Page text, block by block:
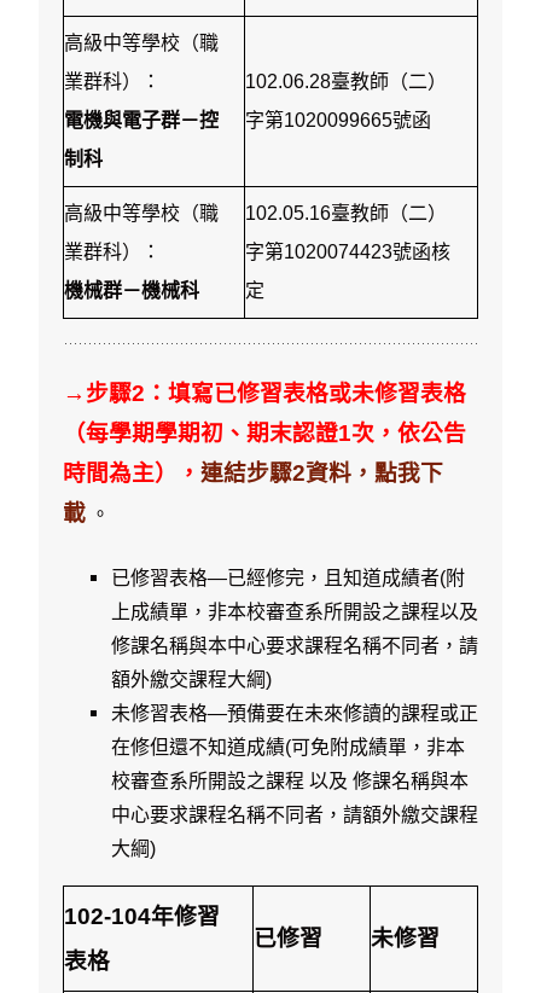
高級中等學校（職
業群科）：
電機與電子群－控
制科
102.06.28臺教師（二）
字第1020099665號函
高級中等學校（職
業群科）：
機械群－機械科
102.05.16臺教師（二）
字第1020074423號函核
定
→步驟2：填寫已修習表格或未修習表格
（每學期學期初、期末認證1次，依公告
時間為主）， 連結步驟2資料，點我下
載 。
已修習表格—已經修完，且知道成績者(附
上成績單，非本校審查系所開設之課程以及
修課名稱與本中心要求課程名稱不同者，請
額外繳交課程大綱)
未修習表格—預備要在未來修讀的課程或正
在修但還不知道成績(可免附成績單，非本
校審查系所開設之課程 以及 修課名稱與本
中心要求課程名稱不同者，請額外繳交課程
大綱)
102-104年修習
表格
已修習 未修習